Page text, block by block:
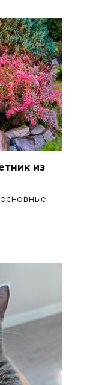
из